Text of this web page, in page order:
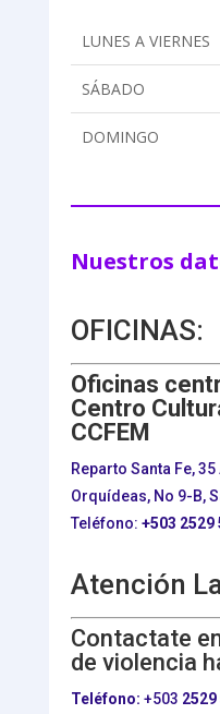
LUNES A VIERNES
SÁBADO
DOMINGO
Nuestros
OFICINAS:
Oficinas
Centro
CCFEM
Reparto Santa Fe,
Orquídeas, No 9-B,
Teléfono: +503 2529
Atención
Contactate
de violencia
Teléfono: +503 2529